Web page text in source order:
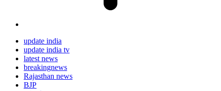
update india
update india tv
latest news
breakingnews
Rajasthan news
BJP